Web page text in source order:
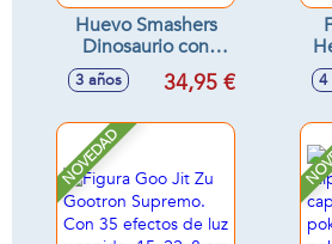
Huevo Smashers
Dinosaurio con
figuras y 35
sorpresas, añade
haga efecto vapor,
luces y sonidos
3 años 34,95 € 4
NOVEDAD